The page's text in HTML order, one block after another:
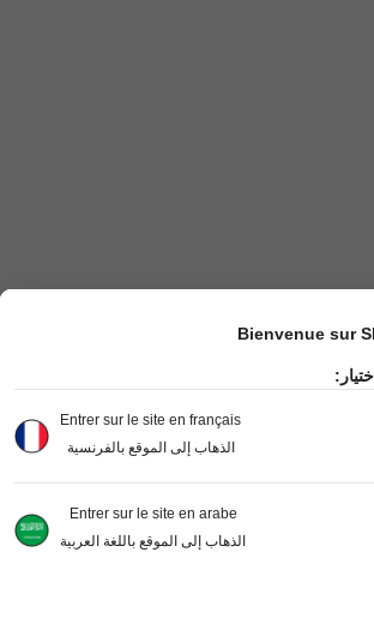
Bienvenue sur
Entrer sur le site en français
الذهاب إلى الموقع بالفرنسية
Entrer sur le site en arabe
الذهاب إلى الموقع باللغة العربية